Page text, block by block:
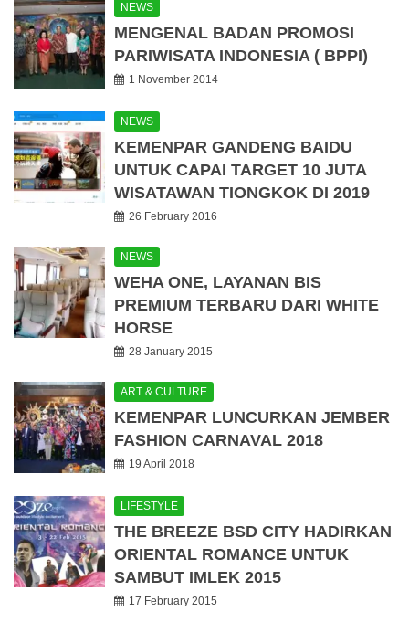
NEWS
MENGENAL BADAN PROMOSI
PARIWISATA INDONESIA ( BPPI)
1 November 2014
NEWS
KEMENPAR GANDENG BAIDU
UNTUK CAPAI TARGET 10 JUTA
WISATAWAN TIONGKOK DI 2019
26 February 2016
NEWS
WEHA ONE, LAYANAN BIS
PREMIUM TERBARU DARI WHITE
HORSE
28 January 2015
ART & CULTURE
KEMENPAR LUNCURKAN JEMBER
FASHION CARNAVAL 2018
19 April 2018
LIFESTYLE
THE BREEZE BSD CITY HADIRKAN
ORIENTAL ROMANCE UNTUK
SAMBUT IMLEK 2015
17 February 2015